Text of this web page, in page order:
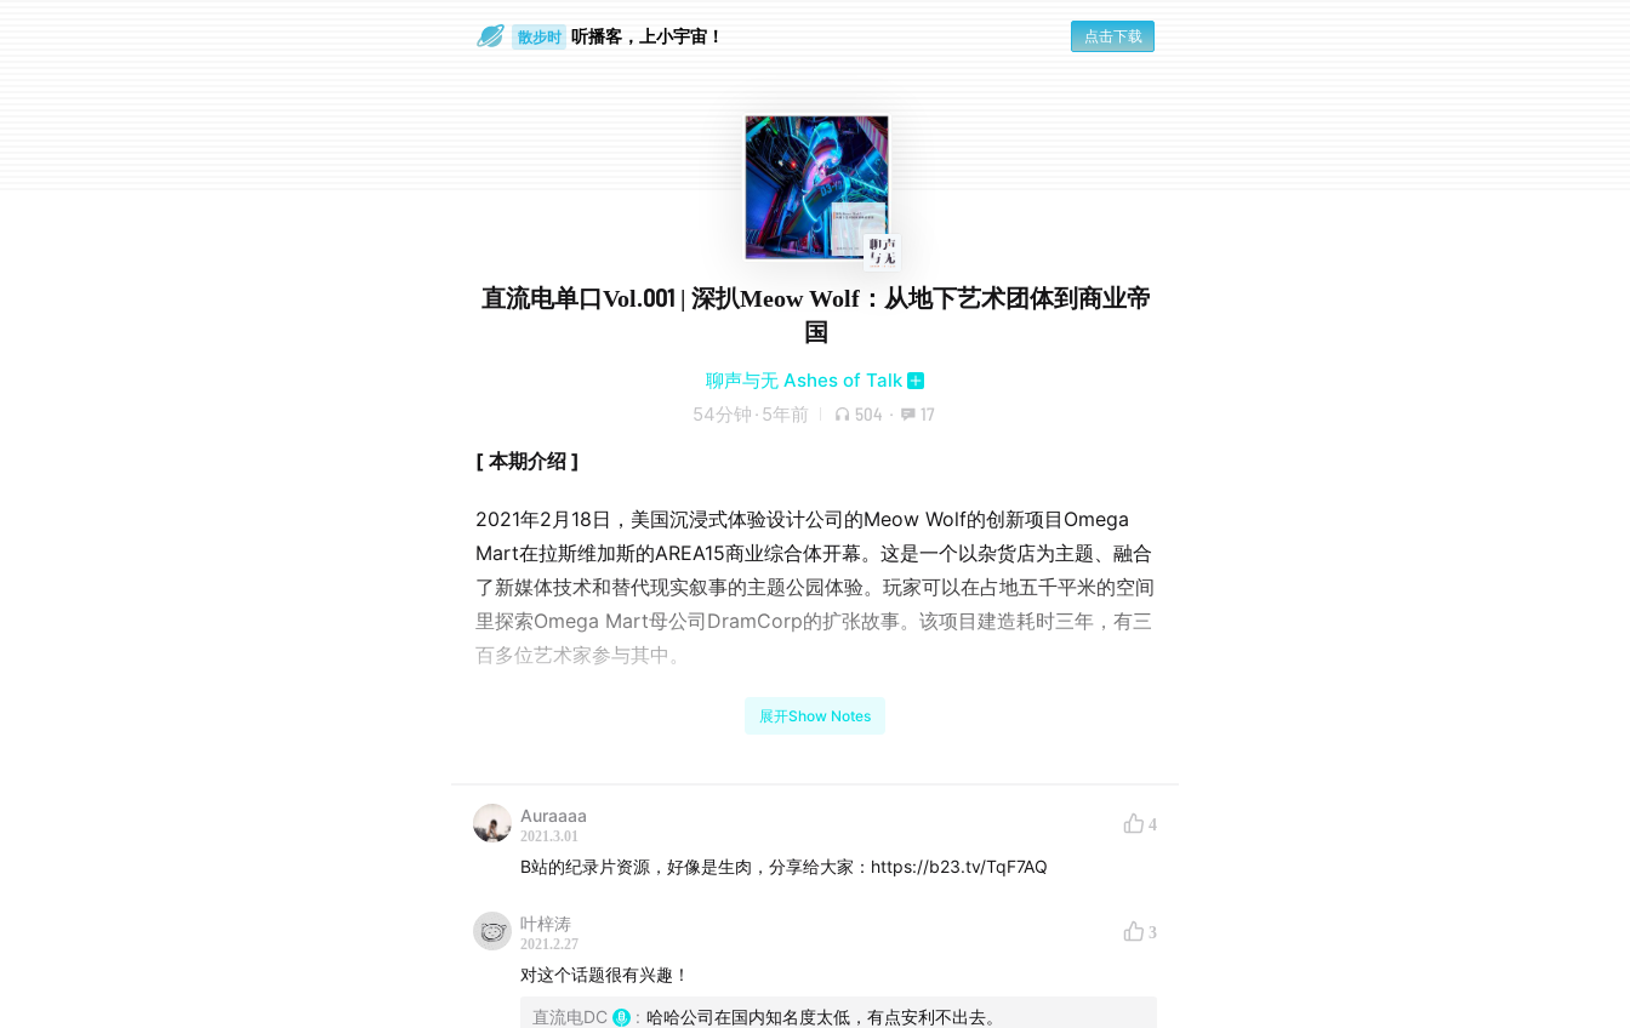
散步时 听播客，上小宇宙！ 点击下载
直流电单口Vol.001 | 深扒Meow Wolf：从地下艺术团体到商业帝
国
聊声与无 Ashes of Talk
54分钟 · 5年前 504 · 17
[ 本期介绍 ]
2021年2月18日，美国沉浸式体验设计公司的Meow Wolf的创新项目Omega
Mart在拉斯维加斯的AREA15商业综合体开幕。这是一个以杂货店为主题、融合
了新媒体技术和替代现实叙事的主题公园体验。玩家可以在占地五千平米的空间
里探索Omega Mart母公司DramCorp的扩张故事。该项目建造耗时三年，有三
百多位艺术家参与其中。
为了塑造“前所未见”的新奇体验，制作团队甚至搭建了模拟网上超市的购票页
Meow Wolf于2008年成立于美国新墨西哥州圣达菲，最早只是一群草根艺术家
的共享创作空间。2009年，两位核心成员Emily和Benji提出了Omega Mart的
恶搞概念，将其设定为一家在2012年世界末日时疯狂促销的杂货店。在之后的
十年里，Omega Mart从地下室走到艺术展，并最终开进拉斯维加斯的商场。
Meow Wolf也成长为多地扩张的现象级艺术体验设计公司，本期播客将介绍这
一艺术团体的发展历程，希望借此探讨艺术和商业融合的可能性，以及如何看待
展开Show Notes
Auraaaa
2021.3.01
4
B站的纪录片资源，好像是生肉，分享给大家：https://b23.tv/TqF7AQ
叶梓涛
2021.2.27
3
对这个话题很有兴趣！
直流电DC : 哈哈公司在国内知名度太低，有点安利不出去。